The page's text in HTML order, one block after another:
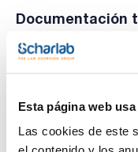
Esta página web
Las cookies de este
Documentación
TDS / Ficha técnica
Regístrate para
SDS/ Hoja de
Regístrate para
descargas